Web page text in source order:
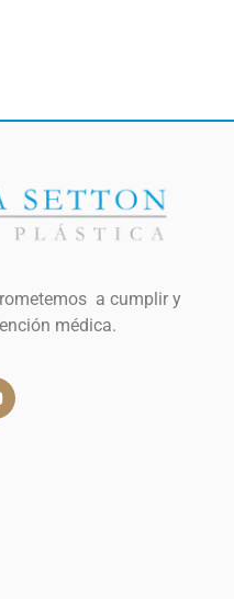
a cumplir y
médica.